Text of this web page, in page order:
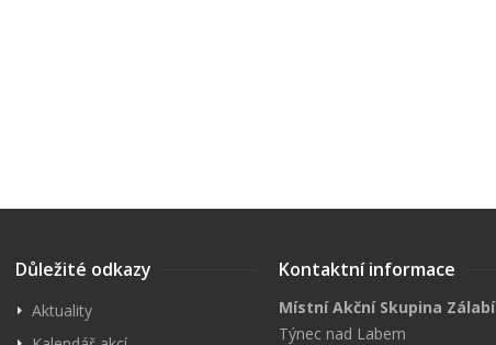
Důležité odkazy
Aktuality
Kontaktní informace
Místní Akční Skupina Zálabí
Týnec nad Labem